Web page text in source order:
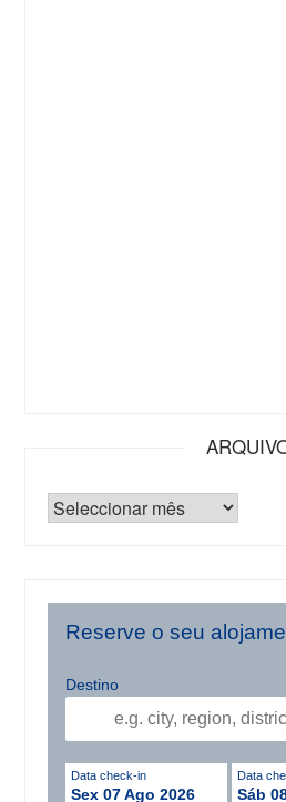
Reserve o seu
Destino
Data check-in
Sex 07 Ago 2026
Data
Sáb